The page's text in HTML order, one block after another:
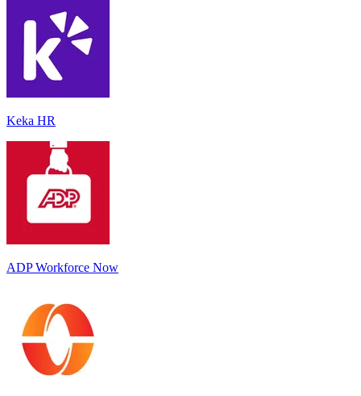
Keka HR
ADP Workforce Now